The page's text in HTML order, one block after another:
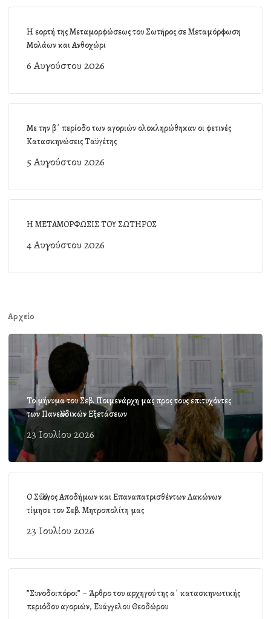
Η εορτή της Μεταμορφώσεως του Σωτήρος σε Μεταμόρφωση
Μολάων και Ανθοχώρι
6 Αυγούστου 2026
Με την β΄ περίοδο των αγοριών ολοκληρώθηκαν οι φετινές
Κατασκηνώσεις Ταϋγέτης
5 Αυγούστου 2026
Η ΜΕΤΑΜΟΡΦΩΣΙΣ ΤΟΥ ΣΩΤΗΡΟΣ
4 Αυγούστου 2026
Αρχείο
Το μήνυμα του Σεβ. Ποιμενάρχη μας προς τους επιτυχόντες
των Πανελλαδικών Εξετάσεων
23 Ιουλίου 2026
Ο Σύλλογος Αποδήμων και Επαναπατρισθέντων Λακώνων
τίμησε τον Σεβ. Μητροπολίτη μας
23 Ιουλίου 2026
”Συνοδοιπόροι” – Άρθρο του αρχηγού της α΄ κατασκηνωτικής
περιόδου αγοριών, Ευάγγελου Θεοδώρου